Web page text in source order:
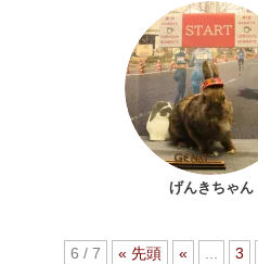
げんきちゃん
6 / 7 « 先頭 « 3